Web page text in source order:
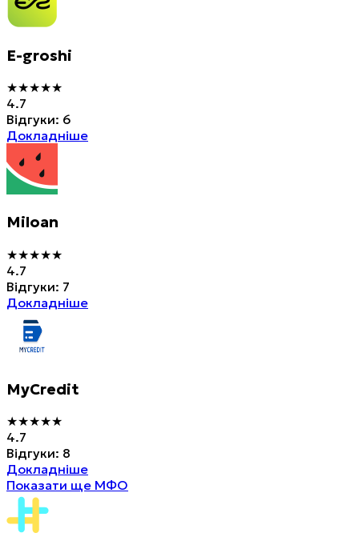
E-groshi
★★★★★
4.7
Відгуки: 6
Докладніше
Miloan
★★★★★
4.7
Відгуки: 7
Докладніше
MyCredit
★★★★★
4.7
Відгуки: 8
Докладніше
Показати ще МФО